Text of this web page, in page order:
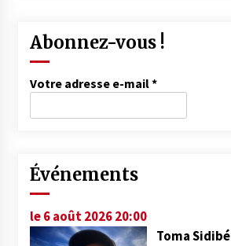
Abonnez-vous !
Votre adresse e-mail*
Événements
le 6 août 2026 20:00
Toma Sidibé